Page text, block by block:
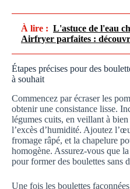
À lire : L'astuce de l'eau
Airfryer parfaites :
Étapes précises pour des
à souhait
Commencez par écraser les
obtenir une consistance lisse.
légumes cuits, en veillant à
l’excès d’humidité. Ajoutez
fromage râpé, et la chapelure
homogène. Assurez-vous que
pour former des boulettes sans
Une fois les boulettes